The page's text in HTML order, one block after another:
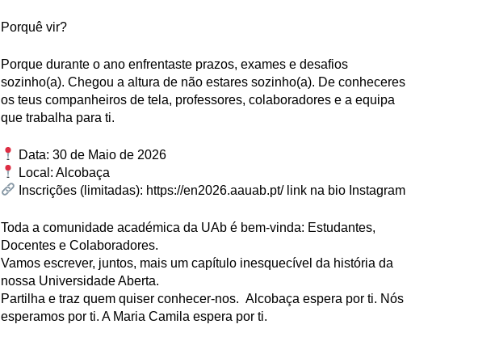
Porquê vir?
Porque durante o ano enfrentaste prazos, exames e desafios
sozinho(a). Chegou a altura de não estares sozinho(a). De conheceres
os teus companheiros de tela, professores, colaboradores e a equipa
que trabalha para ti.
Data: 30 de Maio de 2026
Local: Alcobaça
Inscrições (limitadas): https://en2026.aauab.pt/ link na bio Instagram
Toda a comunidade académica da UAb é bem-vinda: Estudantes,
Docentes e Colaboradores.
Vamos escrever, juntos, mais um capítulo inesquecível da história da
nossa Universidade Aberta.
Partilha e traz quem quiser conhecer-nos. Alcobaça espera por ti. Nós
esperamos por ti. A Maria Camila espera por ti.